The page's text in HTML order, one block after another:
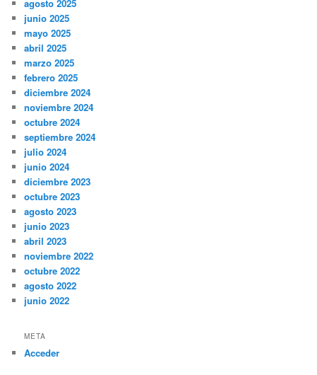
agosto 2025
junio 2025
mayo 2025
abril 2025
marzo 2025
febrero 2025
diciembre 2024
noviembre 2024
octubre 2024
septiembre 2024
julio 2024
junio 2024
diciembre 2023
octubre 2023
agosto 2023
junio 2023
abril 2023
noviembre 2022
octubre 2022
agosto 2022
junio 2022
META
Acceder